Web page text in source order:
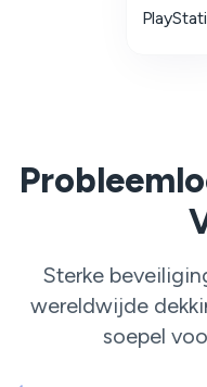
Sterke
wereldwijde
soepel